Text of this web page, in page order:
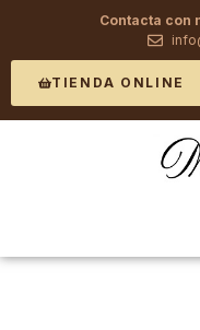
Contacta con
TIENDA ONLINE